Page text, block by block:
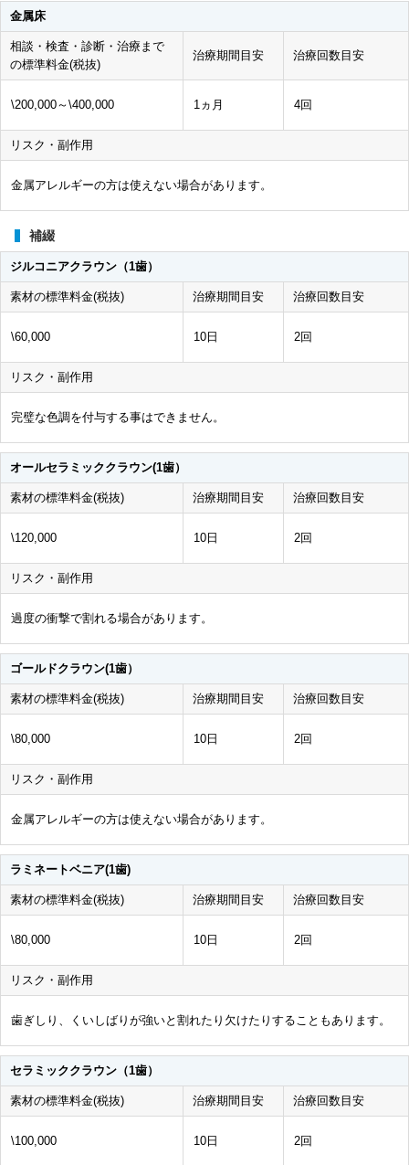
金属床
相談・検査・診断・治療まで
の標準料金(税抜)
治療期間目安 治療回数目安
\200,000～\400,000 1ヵ月 4回
リスク・副作用
金属アレルギーの方は使えない場合があります。
補綴
ジルコニアクラウン（1歯）
素材の標準料金(税抜) 治療期間目安 治療回数目安
\60,000 10日 2回
リスク・副作用
完璧な色調を付与する事はできません。
オールセラミッククラウン(1歯）
素材の標準料金(税抜) 治療期間目安 治療回数目安
\120,000 10日 2回
リスク・副作用
過度の衝撃で割れる場合があります。
ゴールドクラウン(1歯）
素材の標準料金(税抜) 治療期間目安 治療回数目安
\80,000 10日 2回
リスク・副作用
金属アレルギーの方は使えない場合があります。
ラミネートベニア(1歯)
素材の標準料金(税抜) 治療期間目安 治療回数目安
\80,000 10日 2回
リスク・副作用
歯ぎしり、くいしばりが強いと割れたり欠けたりすることもあります。
セラミッククラウン（1歯）
素材の標準料金(税抜) 治療期間目安 治療回数目安
\100,000 10日 2回